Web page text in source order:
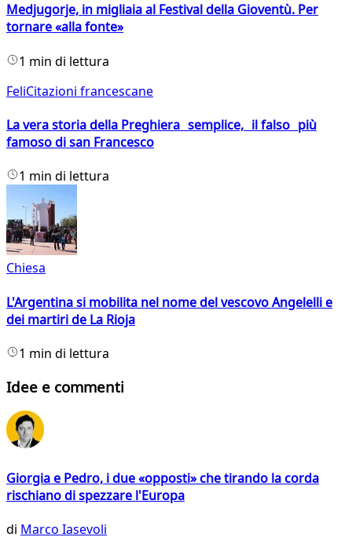
Medjugorje, in migliaia al Festival della Gioventù. Per
tornare «alla fonte»
1 min di lettura
FeliCitazioni francescane
La vera storia della Preghiera semplice, il falso più
famoso di san Francesco
1 min di lettura
Chiesa
L'Argentina si mobilita nel nome del vescovo Angelelli e
dei martiri de La Rioja
1 min di lettura
Idee e commenti
Giorgia e Pedro, i due «opposti» che tirando la corda
rischiano di spezzare l'Europa
di Marco Iasevoli